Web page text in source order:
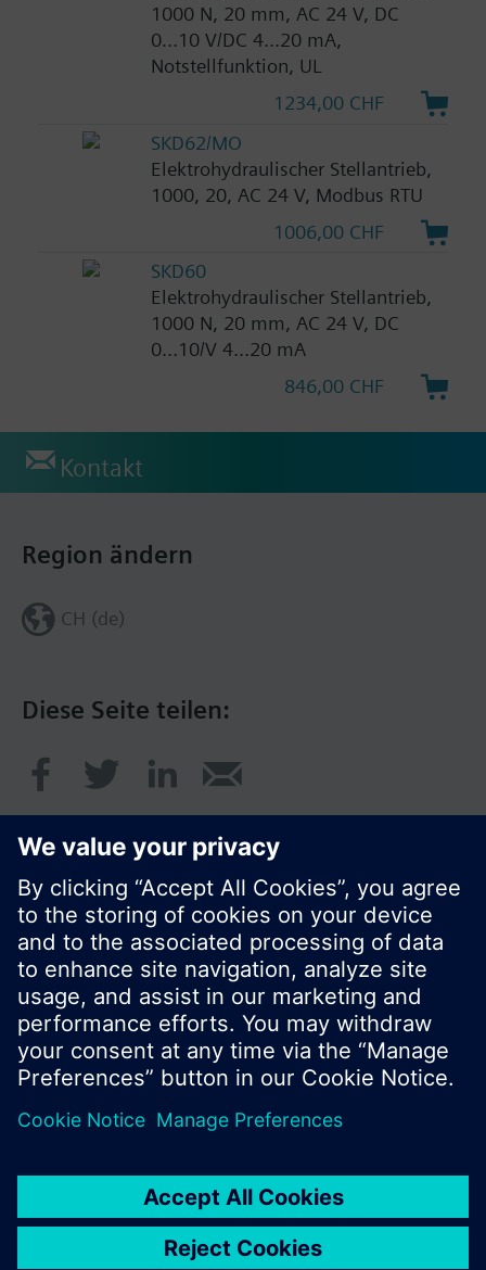
1000 N, 20 mm, AC 24 V, DC
0...10 V/DC 4...20 mA,
Notstellfunktion, UL
1234,00 CHF
SKD62/MO
Elektrohydraulischer Stellantrieb,
1000, 20, AC 24 V, Modbus RTU
1006,00 CHF
SKD60
Elektrohydraulischer Stellantrieb,
1000 N, 20 mm, AC 24 V, DC
0...10/V 4...20 mA
846,00 CHF
Kontakt
Diese Seite teilen:
Region ändern
CH (de)
© Siemens Schweiz AG 2017
Produktangebot und Preise können pro Land
variieren.
Nutzungsbedingungen